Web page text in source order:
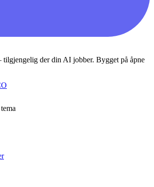
der din AI jobber. Bygget på åpne